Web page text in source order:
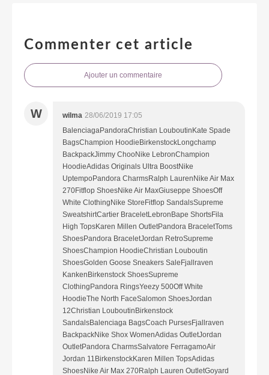
Commenter cet article
Ajouter un commentaire
W wilma 28/06/2019 17:05
BalenciagaPandoraChristian LouboutinKate Spade
BagsChampion HoodieBirkenstockLongchamp
BackpackJimmy ChooNike LebronChampion
HoodieAdidas Originals Ultra BoostNike
UptempoPandora CharmsRalph LaurenNike Air Max
270Fitflop ShoesNike Air MaxGiuseppe ShoesOff
White ClothingNike StoreFitflop SandalsSupreme
SweatshirtCartier BraceletLebronBape ShortsFila
High TopsKaren Millen OutletPandora BraceletToms
ShoesPandora BraceletJordan RetroSupreme
ShoesChampion HoodieChristian Louboutin
ShoesGolden Goose Sneakers SaleFjallraven
KankenBirkenstock ShoesSupreme
ClothingPandora RingsYeezy 500Off White
HoodieThe North FaceSalomon ShoesJordan
12Christian LouboutinBirkenstock
SandalsBalenciaga BagsCoach PursesFjallraven
BackpackNike Shox WomenAdidas OutletJordan
OutletPandora CharmsSalvatore FerragamoAir
Jordan 11BirkenstockKaren Millen TopsAdidas
ShoesNike Air Max 270Ralph Lauren OutletGoyard